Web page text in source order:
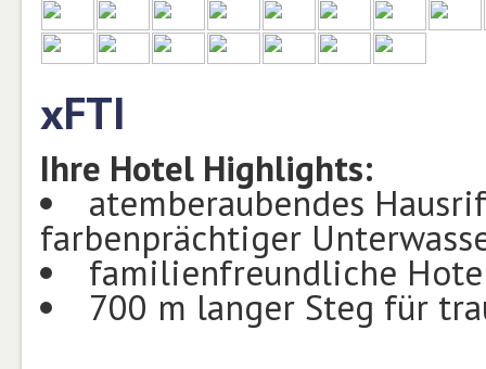
xFTI
Ihre Hotel Highlights:
atemberaubendes
farbenprächtiger
familienfreundliche
700 m langer Steg für